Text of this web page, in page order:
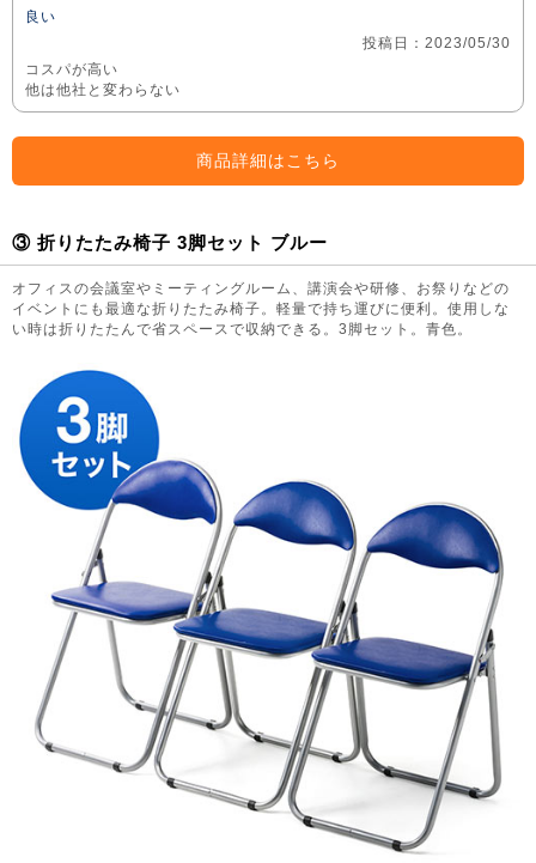
良い
投稿日：2023/05/30
コスパが高い
他は他社と変わらない
商品詳細はこちら
③ 折りたたみ椅子 3脚セット ブルー
オフィスの会議室やミーティングルーム、講演会や研修、お祭りなどの
イベントにも最適な折りたたみ椅子。軽量で持ち運びに便利。使用しな
い時は折りたたんで省スペースで収納できる。3脚セット。青色。